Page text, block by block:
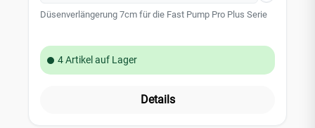
Düsenverlängerung 7cm für die Fast Pump Pro Plus Serie
4 Artikel auf Lager
Details